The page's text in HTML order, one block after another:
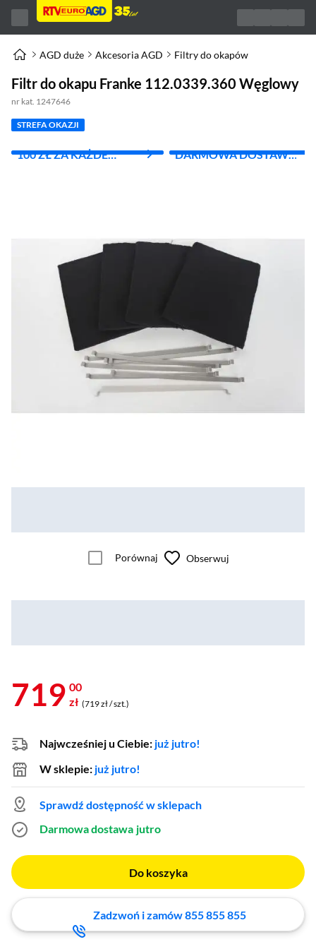
AGD duże Akcesoria AGD Filtry do okapów
Filtr do okapu Franke 112.0339.360 Węglowy
nr kat. 1247646
STREFA OKAZJI
100 ZŁ ZA KAŻDE
DARMOWA DOSTAWA
Porównaj Obserwuj
719 00
zł (719 zł / szt.)
Najwcześniej u Ciebie: już jutro!
W sklepie: już jutro!
Sprawdź dostępność w sklepach
Darmowa dostawa jutro
Do koszyka
Zadzwoń i zamów 855 855 855